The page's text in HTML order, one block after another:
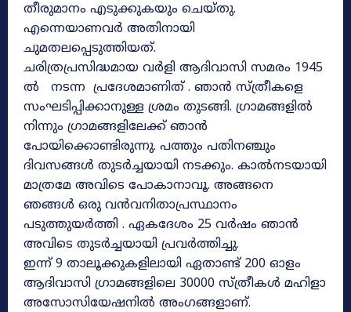
തീരുമാനം എടുക്കുകയും ചെയ്തു.
എന്നെയാണവർ അതിനായി
ചുമതലപ്പെടുത്തിയത്.
ചരിത്രപ്രസിദ്ധമായ വർളി ആദിവാസി സമരം 1945
ൽ നടന്ന പ്രദേശമാണിത് . ഞാൻ സ്ത്രീകളെ
സംഘടിപ്പിക്കാനുള്ള ശ്രമം തുടങ്ങി. ഗ്രാമങ്ങളിൽ
നിന്നും ഗ്രാമങ്ങളിലേക്ക് ഞാൻ
പോയിക്കൊണ്ടിരുന്നു. പത്തും പതിനഞ്ചും
ദിവസങ്ങൾ തുടർച്ചയായി നടക്കും. കാൽനടയായി
മാത്രമേ അവിടെ പോകാനാവൂ. അങ്ങനെ
ഞങ്ങൾ ഒരു വൻവനിതാപ്രസ്ഥാനം
പടുത്തുയർത്തി . ഏകദേശം 25 വർഷം ഞാൻ
അവിടെ തുടർച്ചയായി പ്രവർത്തിച്ചു.
ഇന്ന് 9 താലൂക്കുകളിലായി ഏതാണ്ട് 200 ഓളം
ആദിവാസി ഗ്രാമങ്ങളിലെ 30000 സ്ത്രീകൾ മഹിളാ
അസോസിയേഷനിൽ അംഗങ്ങളാണ്.